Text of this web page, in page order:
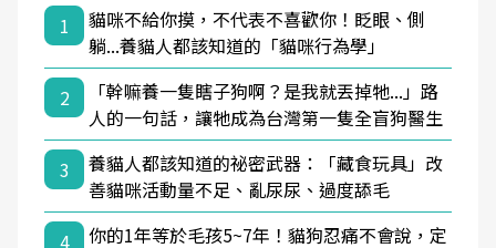
1
貓咪不給你摸，不代表不喜歡你！眨眼、側
躺...養貓人都該知道的「貓咪行為學」
2
「幹嘛養一隻瞎子狗啊？是我就丟掉牠...」路
人的一句話，讓牠成為台灣第一隻全盲狗醫生
3
養貓人都該知道的祕密武器：「藏食玩具」改
善貓咪活動量不足、亂尿尿、過度舔毛
4
你的1年等於毛孩5~7年！貓狗忍痛不會說，定